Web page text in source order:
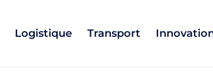
Logistique Transport